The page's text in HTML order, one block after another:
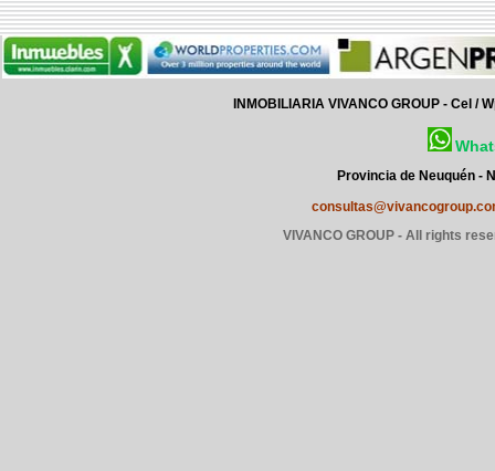
INMOBILIARIA VIVANCO GROUP- Cel /
Provincia de Neuquén -
VIVANCO GROUP - All rights